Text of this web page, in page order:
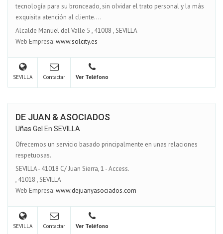
tecnología para su bronceado, sin olvidar el trato personal y la más
exquisita atención al cliente....
Alcalde Manuel del Valle 5 , 41008 ,SEVILLA
Web Empresa:www.solcity.es
SEVILLA Contactar Ver Teléfono
DE JUAN & ASOCIADOS
Uñas Gel En SEVILLA
Ofrecemos un servicio basado principalmente en unas relaciones
respetuosas.
SEVILLA - 41018 C/ Juan Sierra, 1 - Access.
, 41018 ,SEVILLA
Web Empresa:www.dejuanyasociados.com
SEVILLA Contactar Ver Teléfono